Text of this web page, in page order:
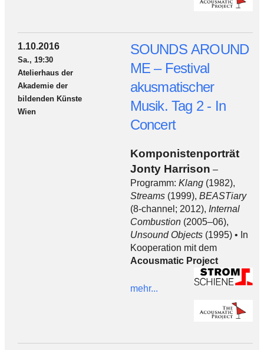
1.10.2016
Sa., 19:30
Atelierhaus der
Akademie der
bildenden Künste
Wien
SOUNDS AROUND
ME – Festival
akusmatischer
Musik. Tag 2 - In
Concert
Komponistenporträt
Jonty Harrison –
Programm: Klang(1982),
Streams(1999), BEASTiary
(8-channel; 2012), Internal
Combustion(2005–06),
Unsound Objects(1995) • In
Kooperation mit dem
Acousmatic Project
mehr...